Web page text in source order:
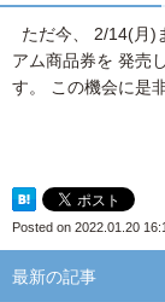
ただ今、 2/14(月)
アム商品券を 発売
す。 この機会に是
Posted on 2022.01.20
最新の記事